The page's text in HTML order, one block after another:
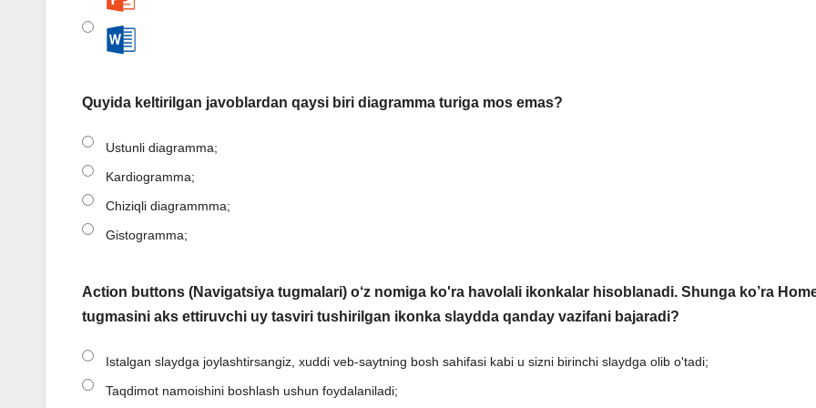
Quyida keltirilgan javoblardan qaysi biri diagramma turiga mos emas?
Ustunli diagramma;
Kardiogramma;
Chiziqli diagrammma;
Gistogramma;
Action buttons (Navigatsiya tugmalari) o‘z nomiga ko'ra havolali ikonkalar hisoblanadi. Shunga ko’ra
tugmasini aks ettiruvchi uy tasviri tushirilgan ikonka slaydda qanday vazifani bajaradi?
Istalgan slaydga joylashtirsangiz, xuddi veb-saytning bosh sahifasi kabi u sizni birinchi slaydga olib o'tadi;
Taqdimot namoishini boshlash ushun foydalaniladi;